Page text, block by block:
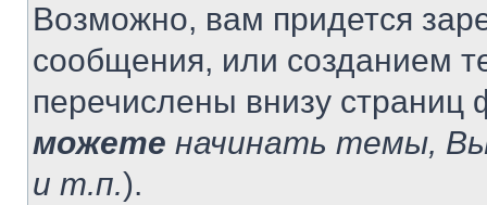
Возможно, вам придется
сообщения, или созданием
перечислены внизу
можете начинать темы,
и т.п.).